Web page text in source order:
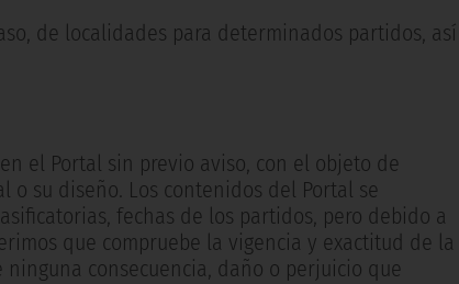
de localidades para determinados partidos, así
el Portal sin previo aviso, con el objeto de
su diseño. Los contenidos del Portal se
fechas de los partidos, pero debido a
que compruebe la vigencia y exactitud de la
ninguna consecuencia, daño o perjuicio que